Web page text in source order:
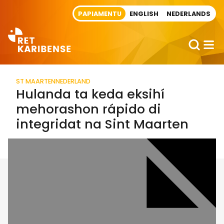
PAPIAMENTU ENGLISH NEDERLANDS
ST MAARTENNEDERLAND
Hulanda ta keda eksihí
mehorashon rápido di
integridat na Sint Maarten